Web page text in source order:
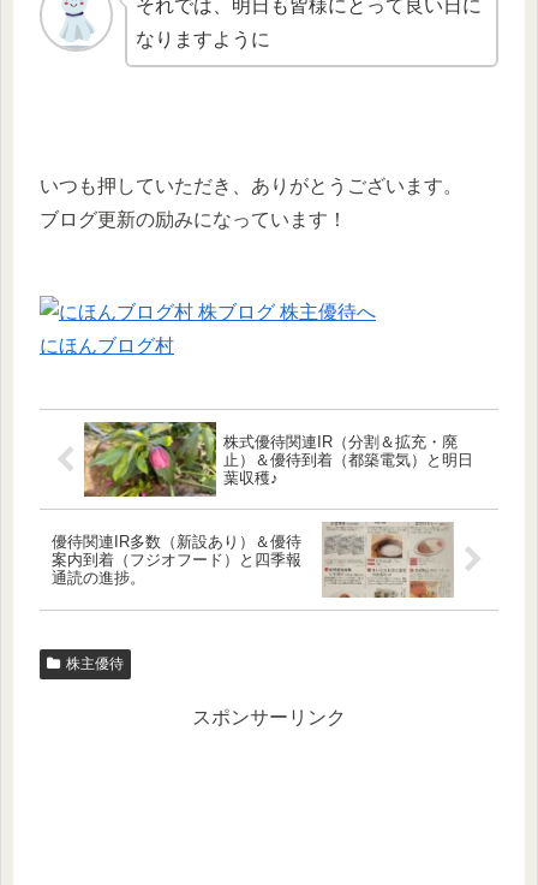
それでは、明日も皆様にとって良い日に
なりますように
いつも押していただき、ありがとうございます。
ブログ更新の励みになっています！
にほんブログ村
株式優待関連IR（分割＆拡充・廃
止）＆優待到着（都築電気）と明日
葉収穫♪
優待関連IR多数（新設あり）＆優待
案内到着（フジオフード）と四季報
通読の進捗。
株主優待
スポンサーリンク